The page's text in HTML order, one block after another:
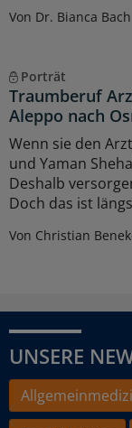
Von Dr. Bianca Bach
Porträt
Traumberuf
Aleppo nach
Wenn sie den
und Yaman
Deshalb
Doch das ist
Von Christian
UNSERE